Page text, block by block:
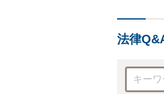
法律